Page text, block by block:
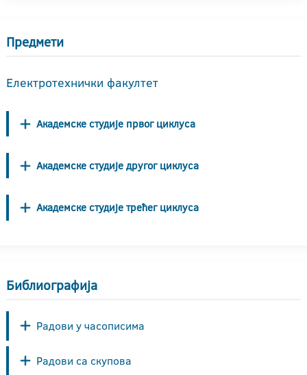
Предмети
Електротехнички факултет
Академске студије првог циклуса
Академске студије другог циклуса
Академске студије трећег циклуса
Библиографија
Радови у часописима
Радови са скупова